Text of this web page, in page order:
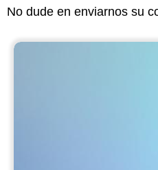
No dude en enviarnos su